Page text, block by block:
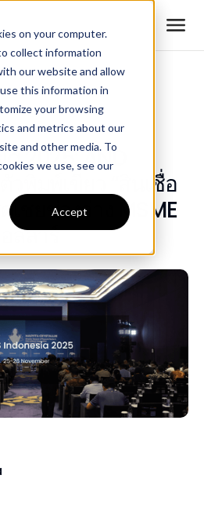
on your computer.
collect information
our website and allow
this information in
your browsing
and metrics about our
and other media. To
we use, see our
Accept
2025: AND
วพิมพ์เขียว “สินเชื่อ
เชยช่องว่าง MSME
ลลาร์